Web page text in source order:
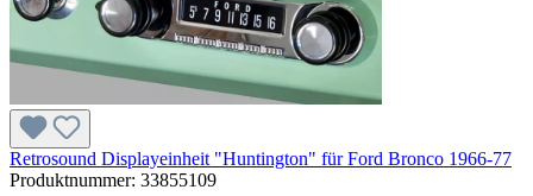
Retrosound Displayeinheit "Huntington" für Ford Bronco 1966-77
Produktnummer: 33855109